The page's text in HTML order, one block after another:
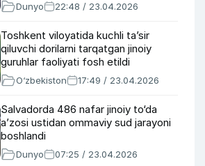
Dunyo 22:48 / 23.04.2026
Toshkent viloyatida kuchli ta’sir
qiluvchi dorilarni tarqatgan jinoiy
guruhlar faoliyati fosh etildi
O‘zbekiston 17:49 / 23.04.2026
Salvadorda 486 nafar jinoiy to‘da
a’zosi ustidan ommaviy sud jarayoni
boshlandi
Dunyo 07:25 / 23.04.2026